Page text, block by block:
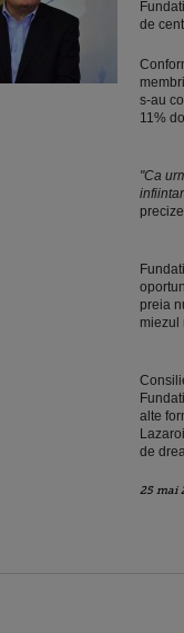
de
s-au
11%
"Ca
preia
miezul
alte
de
25 mai